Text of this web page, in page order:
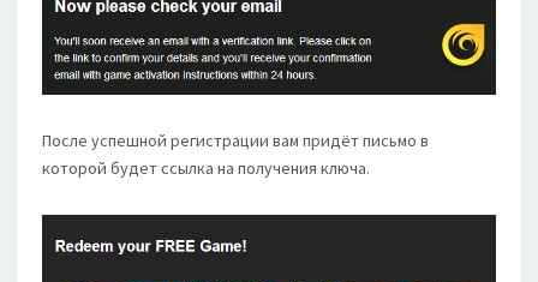
После успешной регистрации вам придёт письмо в
которой будет ссылка на получения ключа.